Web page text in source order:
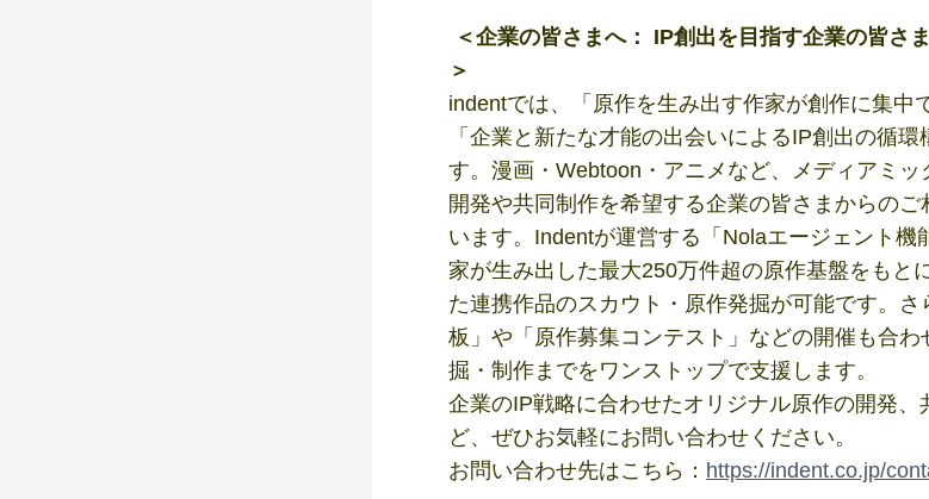
＜企業の皆さまへ： IP創出を目指す企業の皆さ
＞
indentでは、「原作を生み出す作家が創作に集中
「企業と新たな才能の出会いによるIP創出の循環
す。漫画・Webtoon・アニメなど、メディアミッ
開発や共同制作を希望する企業の皆さまからのご
います。Indentが運営する「Nolaエージェント機
家が生み出した最大250万件超の原作基盤をもと
た連携作品のスカウト・原作発掘が可能です。
板」や「原作募集コンテスト」などの開催も合わ
掘・制作までをワンストップで支援します。
企業のIP戦略に合わせたオリジナル原作の開発、
ど、ぜひお気軽にお問い合わせください。
お問い合わせ先はこちら： https://indent.co.jp/